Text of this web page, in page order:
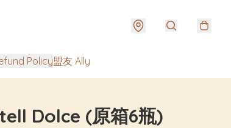
Policy盟友 Ally
Dolce (原箱6瓶)